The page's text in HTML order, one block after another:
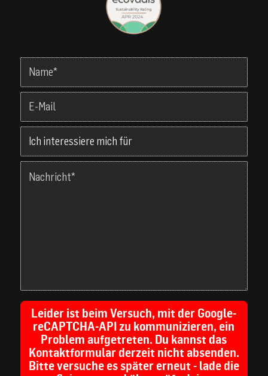
Leider ist beim Versuch, mit der Google-
reCAPTCHA-API zu kommunizieren, ein
Problem aufgetreten. Du kannst das
Kontaktformular derzeit nicht absenden.
Bitte versuche es später erneut - lade die